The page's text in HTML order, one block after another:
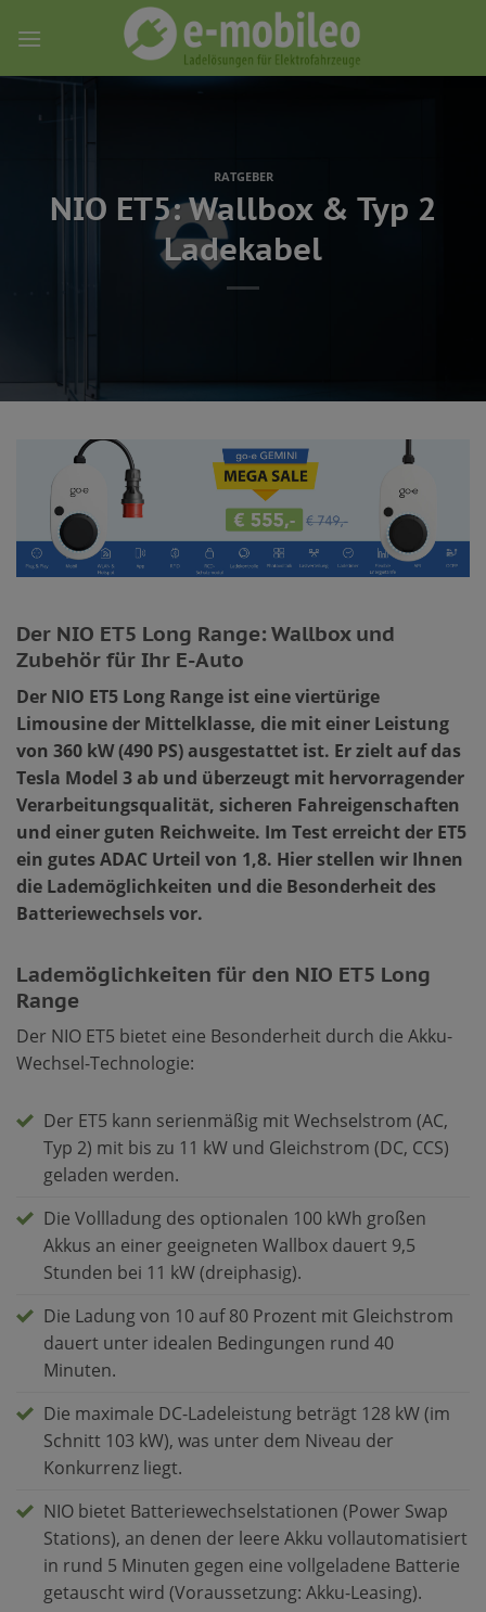
RATGEBER
NIO ET5: Wallbox & Typ 2
Ladekabel
Der NIO ET5 Long Range: Wallbox und
Zubehör für Ihr E-Auto
Der NIO ET5 Long Range ist eine viertürige
Limousine der Mittelklasse, die mit einer Leistung
von 360 kW (490 PS) ausgestattet ist. Er zielt auf das
Tesla Model 3 ab und überzeugt mit hervorragender
Verarbeitungsqualität, sicheren Fahreigenschaften
und einer guten Reichweite. Im Test erreicht der ET5
ein gutes ADAC Urteil von 1,8. Hier stellen wir Ihnen
die Lademöglichkeiten und die Besonderheit des
Batteriewechsels vor.
Lademöglichkeiten für den NIO ET5 Long
Range
Der NIO ET5 bietet eine Besonderheit durch die Akku-
Wechsel-Technologie:
Der ET5 kann serienmäßig mit Wechselstrom (AC,
Typ 2) mit bis zu 11 kW und Gleichstrom (DC, CCS)
geladen werden.
Die Vollladung des optionalen 100 kWh großen
Akkus an einer geeigneten Wallbox dauert 9,5
Stunden bei 11 kW (dreiphasig).
Die Ladung von 10 auf 80 Prozent mit Gleichstrom
dauert unter idealen Bedingungen rund 40
Minuten.
Die maximale DC-Ladeleistung beträgt 128 kW (im
Schnitt 103 kW), was unter dem Niveau der
Konkurrenz liegt.
NIO bietet Batteriewechselstationen (Power Swap
Stations), an denen der leere Akku vollautomatisiert
in rund 5 Minuten gegen eine vollgeladene Batterie
getauscht wird (Voraussetzung: Akku-Leasing).